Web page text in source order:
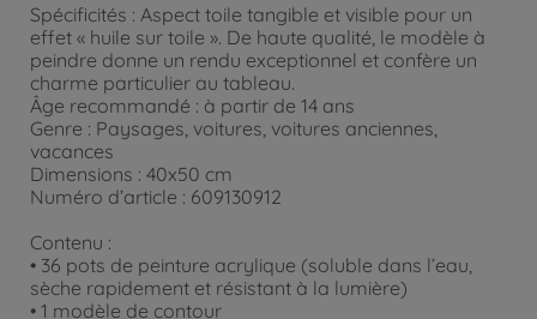
Spécificités : Aspect toile tangible et visible pour un
effet « huile sur toile ». De haute qualité, le modèle à
peindre donne un rendu exceptionnel et confère un
charme particulier au tableau.
Âge recommandé : à partir de 14 ans
Genre : Paysages, voitures, voitures anciennes,
vacances
Dimensions : 40x50 cm
Numéro d’article : 609130912
Contenu :
• 36 pots de peinture acrylique (soluble dans l’eau,
sèche rapidement et résistant à la lumière)
• 1 modèle de contour